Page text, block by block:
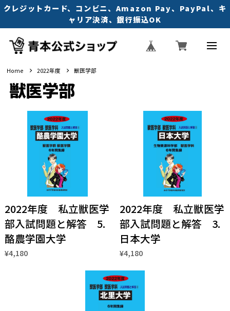
クレジットカード、コンビニ、Amazon Pay、PayPal、キ
ャリア決済、銀行振込OK
Home 2022年度 獣医学部
獣医学部
2022年度 私立獣医学
部入試問題と解答 5.
酪農学園大学
¥4,180
2022年度 私立獣医学
部入試問題と解答 3.
日本大学
¥4,180